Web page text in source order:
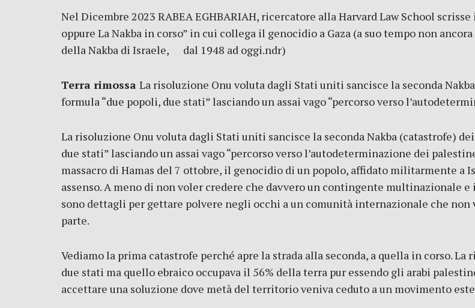
Nel Dicembre 2023 RABEA EGHBARIAH, ricercatore alla Harvard Law School
oppure La Nakba in corso” in cui collega il genocidio a Gaza (a suo tempo non
della Nakba di Israele, dal 1948 ad oggi.ndr)
Terra rimossa La risoluzione Onu voluta dagli Stati uniti sancisce la seconda
formula “due popoli, due stati” lasciando un assai vago “percorso verso
La risoluzione Onu voluta dagli Stati uniti sancisce la seconda Nakba (catastrofe)
due stati” lasciando un assai vago “percorso verso l’autodeterminazione dei
massacro di Hamas del 7 ottobre, il genocidio di un popolo, affidato militarmente
assenso. A meno di non voler credere che davvero un contingente multinazionale
sono dettagli per gettare polvere negli occhi a un comunità internazionale che non
parte.
Vediamo la prima catastrofe perché apre la strada alla seconda, a quella in corso.
due stati ma quello ebraico occupava il 56% della terra pur essendo gli arabi
accettare una soluzione dove metà del territorio veniva ceduto a un movimento